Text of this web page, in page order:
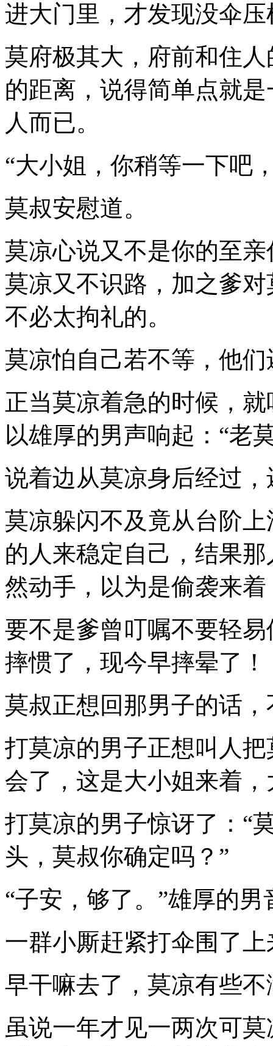
进大门里，才发现没伞
莫府极其大，府前和住
的距离，说得简单点就
人而已。
“大小姐，你稍等一下吧
莫叔安慰道。
莫凉心说又不是你的至
莫凉又不识路，加之爹
不必太拘礼的。
莫凉怕自己若不等，他
正当莫凉着急的时候，
以雄厚的男声响起：“老
说着边从莫凉身后经过
莫凉躲闪不及竟从台阶
的人来稳定自己，结果
然动手，以为是偷袭来
要不是爹曾叮嘱不要轻
摔惯了，现今早摔晕了！
莫叔正想回那男子的话
打莫凉的男子正想叫人
会了，这是大小姐来着
打莫凉的男子惊讶了：“
头，莫叔你确定吗？”
“子安，够了。”雄厚的
一群小厮赶紧打伞围了上
早干嘛去了，莫凉有些不
虽说一年才见一两次可